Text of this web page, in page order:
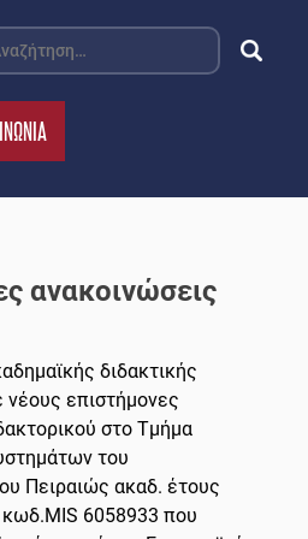
ανακοινώσεις
διδακτικής
νέους επιστήμονες
στο Τμήμα
του
Πειραιώς ακαδ. έτους
6058933 που